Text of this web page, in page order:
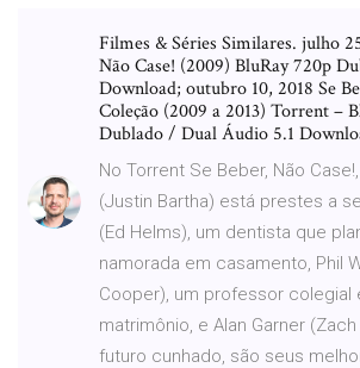
Filmes & Séries Similares. julho
Não Case! (2009) BluRay 720p
Download; outubro 10, 2018 Se
Coleção (2009 a 2013) Torrent –
Dublado / Dual Áudio 5.1
No Torrent Se Beber, Não
(Justin Bartha) está prestes a
(Ed Helms), um dentista que
namorada em casamento, Phil
Cooper), um professor colegial
matrimônio, e Alan Garner
futuro cunhado, são seus